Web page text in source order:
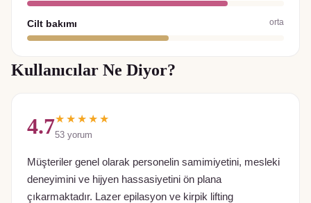
Cilt bakımı orta
Kullanıcılar Ne Diyor?
4.7★★★★★
53 yorum
Müşteriler genel olarak personelin samimiyetini, mesleki
deneyimini ve hijyen hassasiyetini ön plana
çıkarmaktadır. Lazer epilasyon ve kirpik lifting